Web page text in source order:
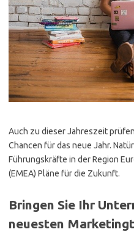
Auch zu dieser Jahreszeit
Chancen für das neue Jahr.
Führungskräfte in der Region
(EMEA) Pläne für die Zukunft.
Bringen Sie Ihr
neuesten